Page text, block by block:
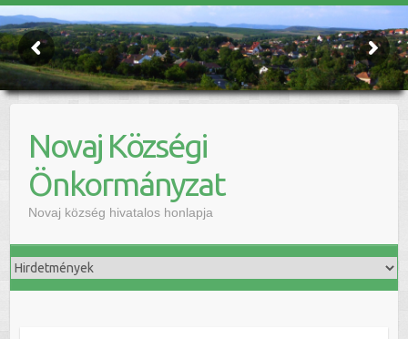
Novaj Községi
Önkormányzat
Novaj község hivatalos honlapja